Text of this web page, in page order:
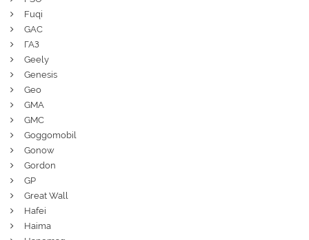
Fuqi
GAC
ГАЗ
Geely
Genesis
Geo
GMA
GMC
Goggomobil
Gonow
Gordon
GP
Great Wall
Hafei
Haima